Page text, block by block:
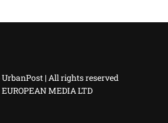
UrbanPost | All rights reserved
MEDIA LTD